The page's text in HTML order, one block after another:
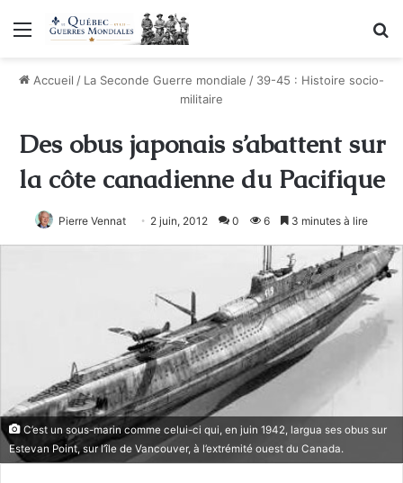
Menu
Accueil / La Seconde Guerre mondiale / 39-45 : Histoire socio-
militaire
Des obus japonais s’abattent sur
la côte canadienne du Pacifique
Pierre Vennat 2 juin, 2012 0 6 3 minutes à lire
C’est un sous-marin comme celui-ci qui, en juin 1942, largua ses obus sur
Estevan Point, sur l’île de Vancouver, à l’extrémité ouest du Canada.